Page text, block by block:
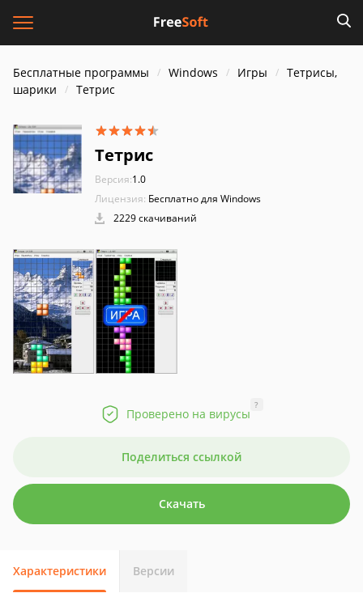
Бесплатные программы Windows Игры
Тетрисы,
шарики
Тетрис
Тетрис
Версия:1.0
Лицензия: Бесплатно для Windows
2229 скачиваний
Проверено на вирусы
?
Поделиться ссылкой
Скачать
Характеристики Версии